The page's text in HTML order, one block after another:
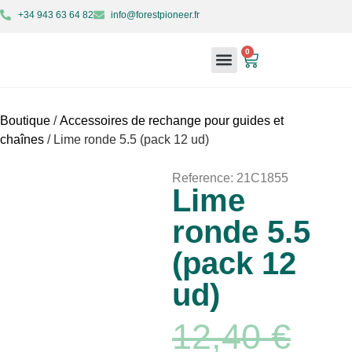
+34 943 63 64 82 info@forestpioneer.fr
0
Boutique /Accessoires de rechange pour guides et
chaînes / Lime ronde 5.5 (pack 12 ud)
Reference: 21C1855
Lime
ronde 5.5
(pack 12
ud)
12,40€